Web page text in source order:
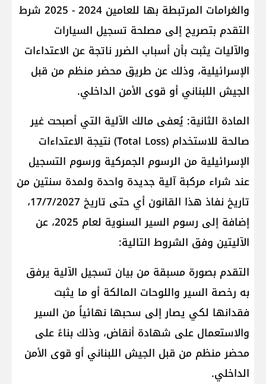
والغرامات المرتبطة بها للعامين 2024 - 2025 شرط
التقدم بتصريح إلى مصلحة تسجيل السيارات
والآليات يثبت بأن أسباب الضرر ناتجة عن الاعتداءات
الإسرائيلية، وذلك عن طريق محضر منظم من قبل
الجيش اللبناني أو قوى الأمن الداخلي.
المادة الثانية: يُعفى مالك الآلية التي أصبحت غير
صالحة للاستخدام (Total Loss) نتيجة الاعتداءات
الإسرائيلية من الرسوم الجمركية ورسوم التسجيل
عند شراء مركبة آلية جديدة واحدة ولمدة سنتين من
تاريخ نفاذ هذا القانون أي حتى تاريخ 17/7/2027،
إضافة إلى رسوم السير السنوية لعام 2025، عن
الآليتين وفق الشروط التالية:
التقدم بصورة مسبقة من بيان تسجيل الآلية يرفق
به رخصة السير واللوحات المالكة أو ما يثبت
فقدانها لكي يصار إلى سحبها نهائياً من السير
والاستعمال على شهادة أنقاض، وذلك بناءً على
محضر منظم من قبل الجيش اللبناني أو قوى الأمن
الداخلي.